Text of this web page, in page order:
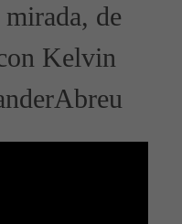
de
Kelvin